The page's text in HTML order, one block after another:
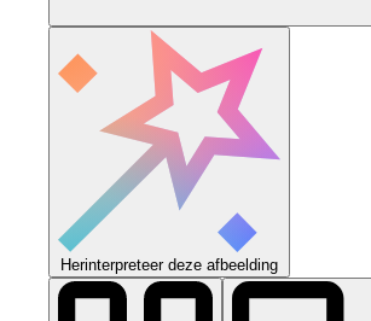
Herinterpreteer deze afbeelding